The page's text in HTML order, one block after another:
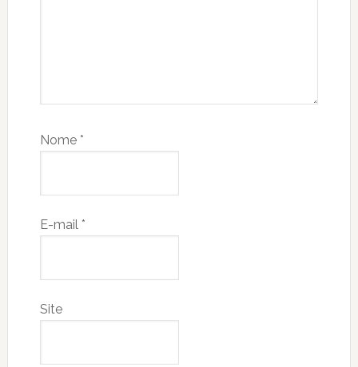
Nome *
E-mail *
Site